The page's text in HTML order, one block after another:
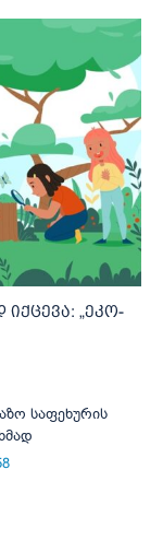
„ეკო-
საფეხურის